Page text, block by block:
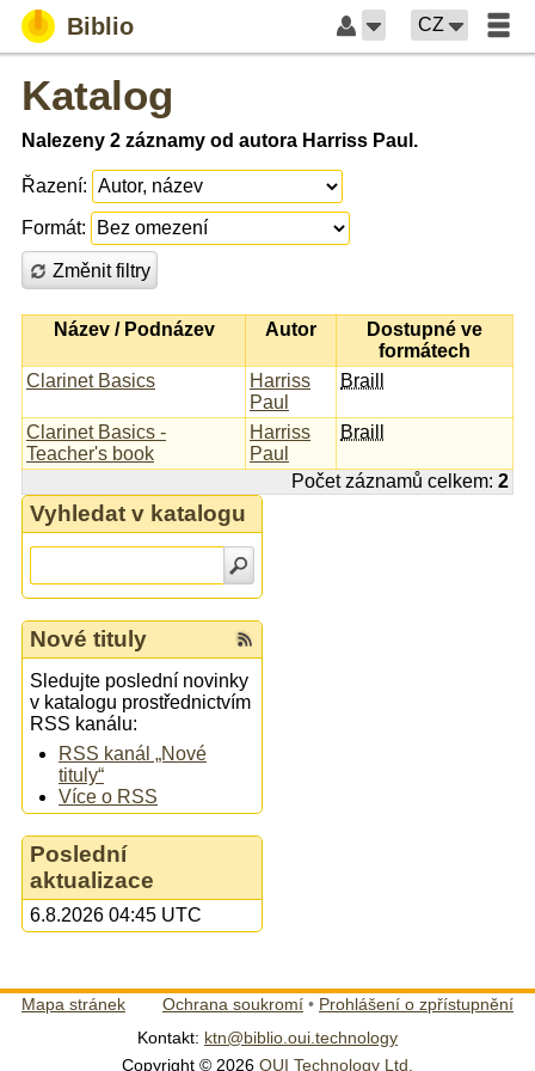
Biblio CZ
Katalog
Nalezeny 2 záznamy od autora Harriss Paul.
Řazení:
Formát:
Změnit filtry
Název / Podnázev Autor
Dostupné ve
formátech
Clarinet Basics
Harriss
Paul
Braill
Clarinet Basics -
Teacher's book
Harriss
Paul
Braill
Počet záznamů celkem: 2
Vyhledat v katalogu
Nové tituly
Sledujte poslední novinky
v katalogu prostřednictvím
RSS kanálu:
RSS kanál „Nové
tituly“
Více o RSS
Poslední
aktualizace
6.8.2026 04:45 UTC
Mapa stránek Ochrana soukromí • Prohlášení o zpřístupnění
Kontakt: ktn@biblio.oui.technology
Copyright © 2026 OUI Technology Ltd.